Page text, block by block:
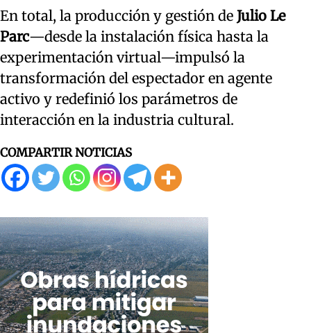
En total, la producción y gestión de Julio Le
Parc—desde la instalación física hasta la
experimentación virtual—impulsó la
transformación del espectador en agente
activo y redefinió los parámetros de
interacción en la industria cultural.
COMPARTIR NOTICIAS